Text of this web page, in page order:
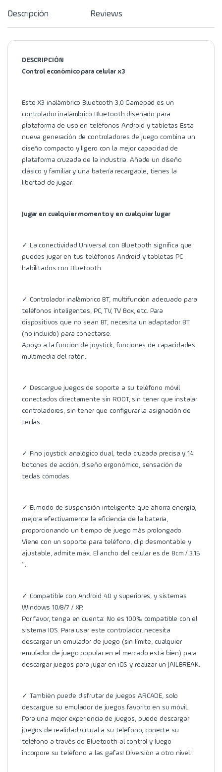
Descripción Reviews
DESCRIPCIÓN
Control económico para celular x3
Este X3 inalámbrico Bluetooth 3,0 Gamepad es un
controlador inalámbrico Bluetooth diseñado para
plataforma de uso en teléfonos Android y tabletas Esta
nueva generación de controladores de juego combina un
diseño compacto y ligero con la mejor capacidad de
plataforma cruzada de la industria. Añade un diseño
clásico y familiar y una batería recargable, tienes la
libertad de jugar.
Jugar en cualquier momento y en cualquier lugar
✓ La conectividad Universal con Bluetooth significa que
puedes jugar en tus teléfonos Android y tabletas PC
habilitados con Bluetooth.
✓ Controlador inalámbrico BT, multifunción adecuado para
teléfonos inteligentes, PC, TV, TV Box, etc. Para
dispositivos que no sean BT, necesita un adaptador BT
(no incluido) para conectarse.
Apoyo a la función de joystick, funciones de capacidades
multimedia del ratón.
✓ Descargue juegos de soporte a su teléfono móvil
conectados directamente sin ROOT, sin tener que instalar
controladores, sin tener que configurar la asignación de
teclas.
✓ Fino joystick analógico dual, tecla cruzada precisa y 14
botones de acción, diseño ergonómico, sensación de
teclas cómodas.
✓ El modo de suspensión inteligente que ahorra energía,
mejora efectivamente la eficiencia de la batería,
proporcionando un tiempo de juego más prolongado.
Viene con un soporte para teléfono, clip desmontable y
ajustable, admite máx. El ancho del celular es de 8cm / 3.15
“.
✓ Compatible con Android 4.0 y superiores, y sistemas
Windows 10/8/7 / XP.
Por favor, tenga en cuenta: No es 100% compatible con el
sistema IOS. Para usar este controlador, necesita
descargar un emulador de juego (sin límite, cualquier
emulador de juego popular en el mercado está bien) para
descargar juegos para jugar en iOS y realizar un JAILBREAK.
✓ También puede disfrutar de juegos ARCADE, solo
descargue su emulador de juegos favorito en su móvil.
Para una mejor experiencia de juegos, puede descargar
juegos de realidad virtual a su teléfono, conecte su
teléfono a través de Bluetooth al control y luego
incorpore su teléfono a las gafas! Diversión a otro nivel.!